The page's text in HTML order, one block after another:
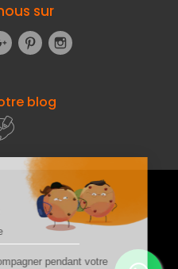
sur
Google+Pinterest
blog